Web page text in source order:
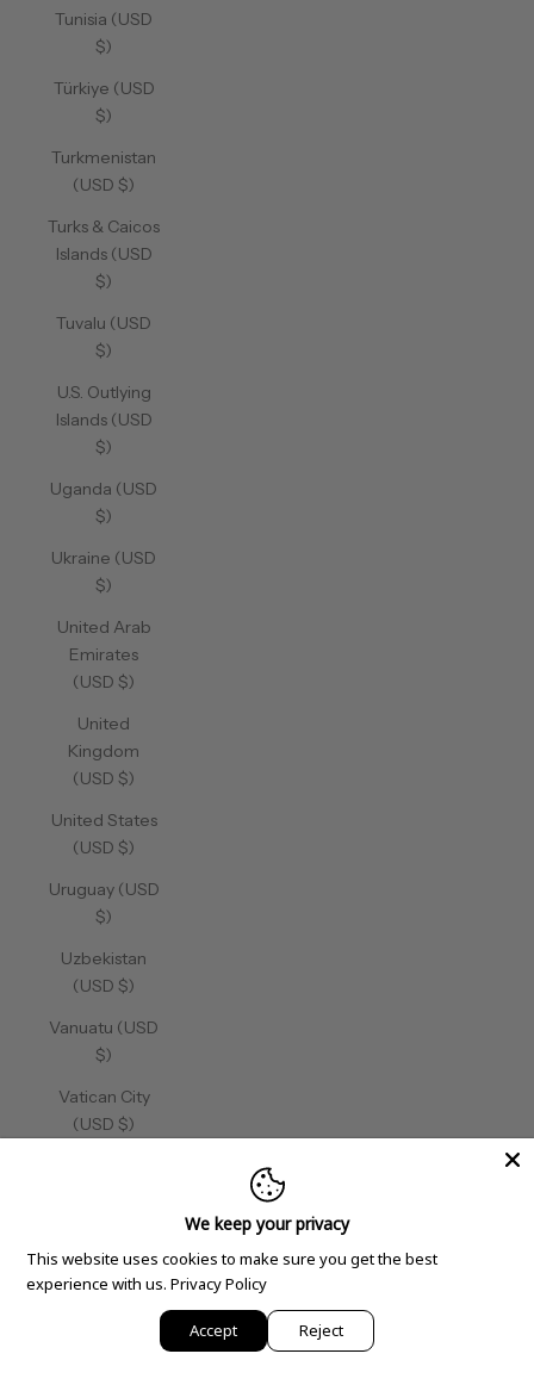
Tunisia (USD
$)
Türkiye (USD
$)
Turkmenistan
(USD $)
Turks & Caicos
Islands (USD
$)
Tuvalu (USD
$)
U.S. Outlying
Islands (USD
$)
Uganda (USD
$)
Ukraine (USD
$)
United Arab
Emirates
(USD $)
United
Kingdom
(USD $)
United States
(USD $)
Uruguay (USD
$)
Uzbekistan
(USD $)
Vanuatu (USD
$)
Vatican City
(USD $)
$)
We keep your privacy
This website uses cookies to make sure you get the best
experience with us. Privacy Policy
Accept Reject